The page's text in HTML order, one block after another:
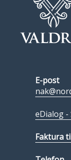
E-post
eDialog
Faktura